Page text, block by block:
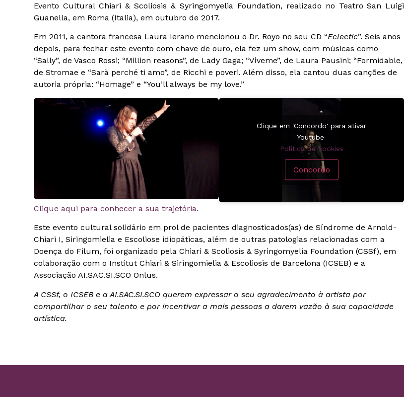
Evento Cultural Chiari & Scoliosis & Syringomyelia Foundation, realizado no Teatro San Luigi
Guanella, em Roma (Italia), em outubro de 2017.
Em 2011, a cantora francesa Laura Ierano mencionou o Dr. Royo no seu CD “Eclectic”. Seis anos
depois, para fechar este evento com chave de ouro, ela fez um show, com músicas como
“Sally”, de Vasco Rossi; “Million reasons”, de Lady Gaga; “Víveme”, de Laura Pausini; “Formidable,
de Stromae e “Sarà perché ti amo”, de Ricchi e poveri. Além disso, ela cantou duas canções de
autoria própria: “Homage” e “You’ll always be my love.”
Clique em 'Concordo' para ativar
Youtube
Política de cookies
Concordo
Clique aqui para conhecer a sua trajetória.
Este evento cultural solidário em prol de pacientes diagnosticados(as) de Síndrome de Arnold-
Chiari I, Siringomielia e Escoliose idiopáticas, além de outras patologias relacionadas com a
Doença do Filum, foi organizado pela Chiari & Scoliosis & Syringomyelia Foundation (CSSf), em
colaboração com o Institut Chiari & Siringomielia & Escoliosis de Barcelona (ICSEB) e a
Associação AI.SAC.SI.SCO Onlus.
A CSSf, o ICSEB e a AI.SAC.SI.SCO querem expressar o seu agradecimento à artista por
compartilhar o seu talento e por incentivar a mais pessoas a darem vazão à sua capacidade
artística.